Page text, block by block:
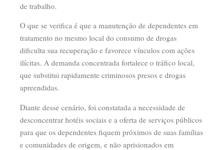
de trabalho.
O que se verifica é que a manutenção de dependentes em
tratamento no mesmo local do consumo de drogas
dificulta sua recuperação e favorece vínculos com ações
ilícitas. A demanda concentrada fortalece o tráfico local,
que substitui rapidamente criminosos presos e drogas
apreendidas.
Diante desse cenário, foi constatada a necessidade de
desconcentrar hotéis sociais e a oferta de serviços públicos
para que os dependentes fiquem próximos de suas famílias
e comunidades de origem, e não aprisionados em